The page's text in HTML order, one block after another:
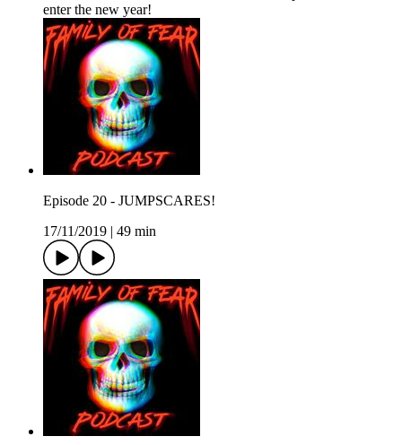
enter the new year!
Episode 20 - JUMPSCARES!
17/11/2019
49 min